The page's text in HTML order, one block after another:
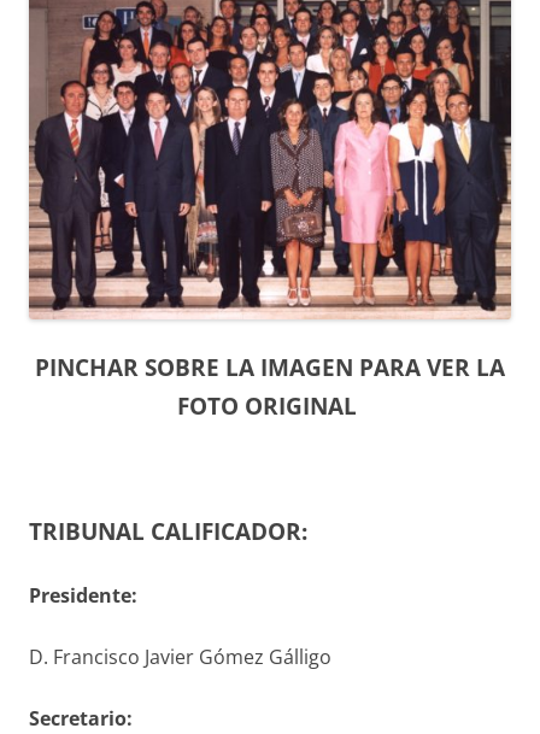
PINCHAR SOBRE LA IMAGEN PARA VER LA
FOTO ORIGINAL
TRIBUNAL CALIFICADOR:
Presidente:
D. Francisco Javier Gómez Gálligo
Secretario: